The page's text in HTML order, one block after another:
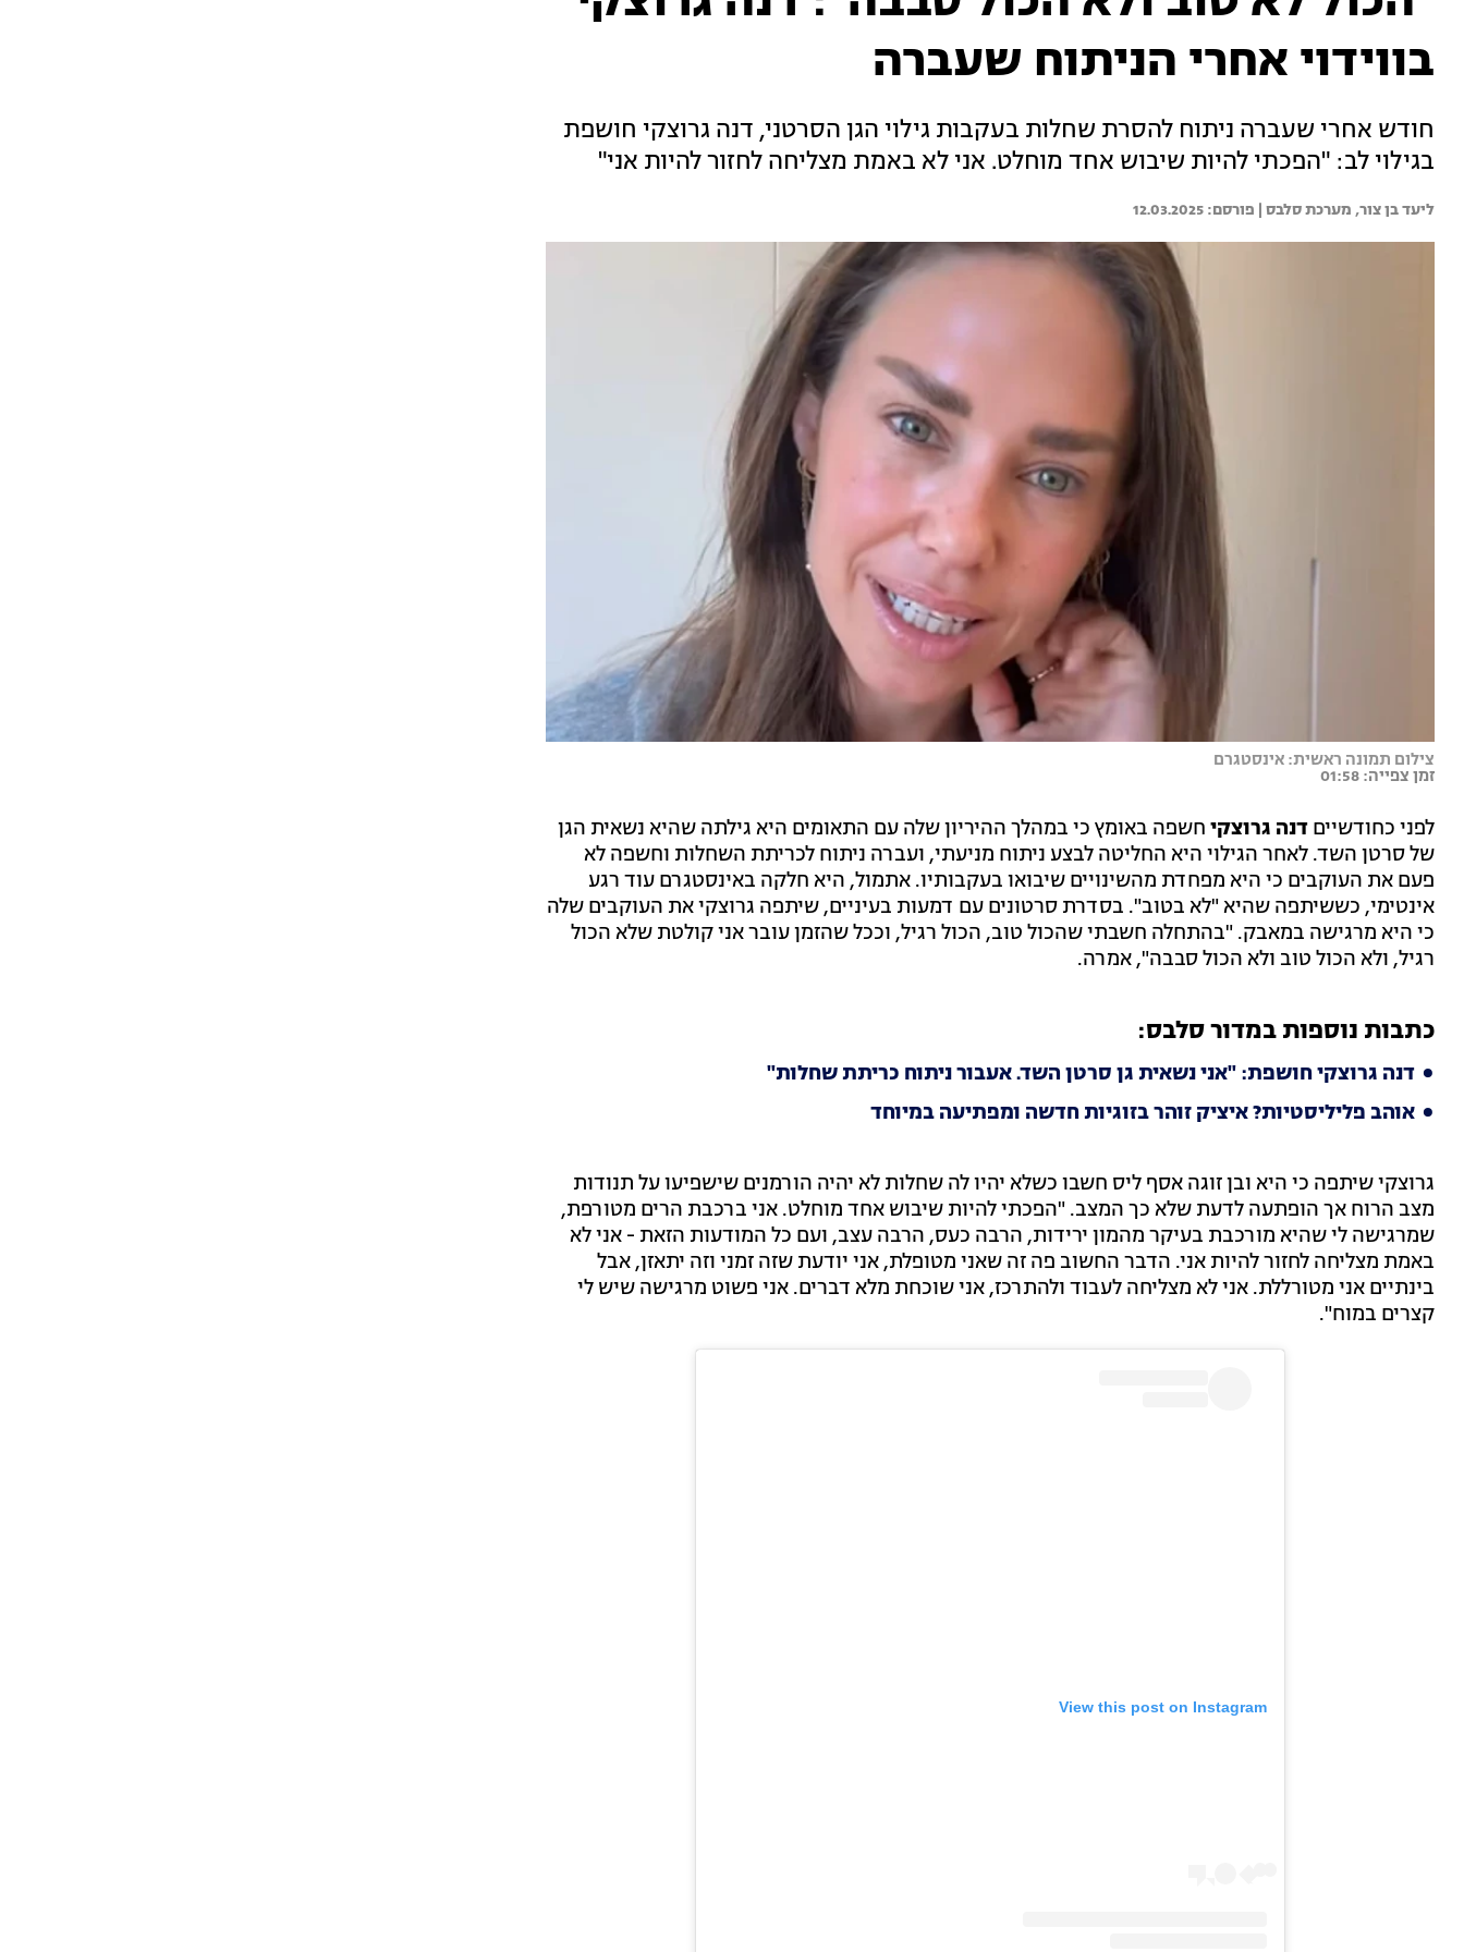
בווידוי אחרי הניתוח שעברה
חודש אחרי שעברה ניתוח להסרת שחלות בעקבות גילוי הגן הסרטני, דנה גרוצקי חושפת
בגילוי לב: "הפכתי להיות שיבוש אחד מוחלט. אני לא באמת מצליחה לחזור להיות אני"
ליעד בן צור, מערכת סלבס | 12.03.2025
צילום תמונה ראשית: אינסטגרם
זמן צפייה: 01:58
לפני כחודשיים דנה גרוצקי חשפה באומץ כי במהלך ההיריון שלה עם התאומים היא גילתה שהיא נשאית הגן
של סרטן השד. לאחר הגילוי היא החליטה לבצע ניתוח מניעתי, ועברה ניתוח לכריתת השחלות וחשפה לא
פעם את העוקבים כי היא מפחדת מהשינויים שיבואו בעקבותיו. אתמול, היא חלקה באינסטגרם עוד רגע
אינטימי, כששיתפה שהיא "לא בטוב". בסדרת סרטונים עם דמעות בעיניים, שיתפה גרוצקי את העוקבים שלה
כי היא מרגישה במאבק. "בהתחלה חשבתי שהכול טוב, הכול רגיל, וככל שהזמן עובר אני קולטת שלא הכול
רגיל, ולא הכול טוב ולא הכול סבבה", אמרה.
כתבות נוספות במדור סלבס:
דנה גרוצקי חושפת: "אני נשאית גן סרטן השד. אעבור ניתוח כריתת שחלות"
אוהב פליליסטיות? איציק זוהר בזוגיות חדשה ומפתיעה במיוחד
גרוצקי שיתפה כי היא ובן זוגה אסף ליס חשבו כשלא יהיו לה שחלות לא יהיה הורמנים שישפיעו על תנודות
מצב הרוח אך הופתעה לדעת שלא כך המצב. "הפכתי להיות שיבוש אחד מוחלט. אני ברכבת הרים מטורפת,
שמרגישה לי שהיא מורכבת בעיקר מהמון ירידות, הרבה כעס, הרבה עצב, ועם כל המודעות הזאת - אני לא
באמת מצליחה לחזור להיות אני. הדבר החשוב פה זה שאני מטופלת, אני יודעת שזה זמני וזה יתאזן, אבל
בינתיים אני מטורללת. אני לא מצליחה לעבוד ולהתרכז, אני שוכחת מלא דברים. אני פשוט מרגישה שיש לי
קצרים במוח".
View this post on Instagram